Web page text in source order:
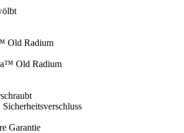
Old Radium
Old Radium
Garantie